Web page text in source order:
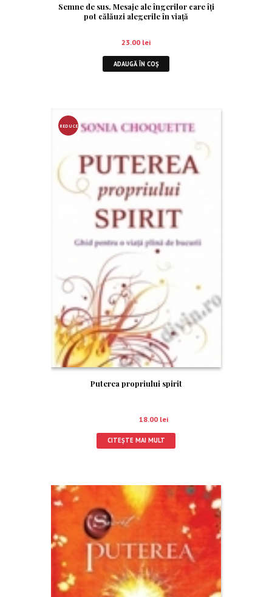
Semne de sus. Mesaje ale îngerilor care îţi
pot călăuzi alegerile în viaţă
23.00 lei
ADAUGĂ ÎN COȘ
REDUCE
Puterea propriului spirit
18.00 lei
CITEȘTE MAI MULT